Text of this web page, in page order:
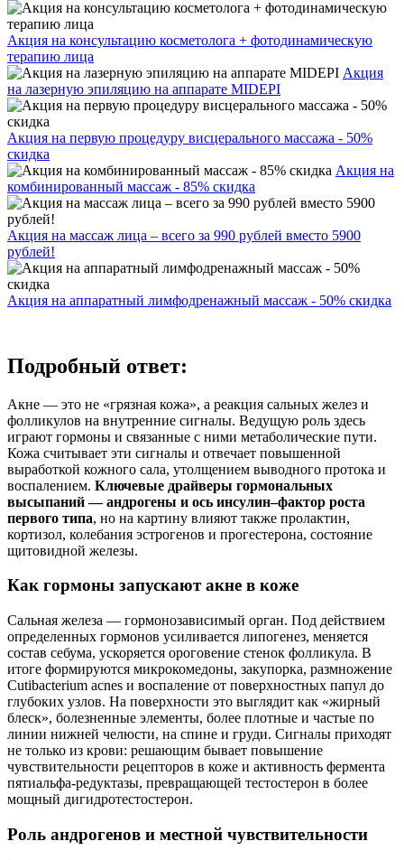
Акция на консультацию косметолога + фотодинамическую
терапию лица
Акция
на лазерную эпиляцию на аппарате MIDEPI
Акция на первую процедуру висцерального массажа - 50%
скидка
Акция на
комбинированный массаж - 85% скидка
Акция на массаж лица – всего за 990 рублей вместо 5900
рублей!
Акция на аппаратный лимфодренажный массаж - 50% скидка
Подробный ответ:
Акне — это не «грязная кожа», а реакция сальных желез и
фолликулов на внутренние сигналы. Ведущую роль здесь
играют гормоны и связанные с ними метаболические пути.
Кожа считывает эти сигналы и отвечает повышенной
выработкой кожного сала, утолщением выводного протока и
воспалением. Ключевые драйверы гормональных
высыпаний — андрогены и ось инсулин–фактор роста
первого типа, но на картину влияют также пролактин,
кортизол, колебания эстрогенов и прогестерона, состояние
щитовидной железы.
Как гормоны запускают акне в коже
Сальная железа — гормонозависимый орган. Под действием
определенных гормонов усиливается липогенез, меняется
состав себума, ускоряется ороговение стенок фолликула. В
итоге формируются микрокомедоны, закупорка, размножение
Cutibacterium acnes и воспаление от поверхностных папул до
глубоких узлов. На поверхности это выглядит как «жирный
блеск», болезненные элементы, более плотные и частые по
линии нижней челюсти, на спине и груди. Сигналы приходят
не только из крови: решающим бывает повышение
чувствительности рецепторов в коже и активность фермента
пятиальфа‑редуктазы, превращающей тестостерон в более
мощный дигидротестостерон.
Роль андрогенов и местной чувствительности